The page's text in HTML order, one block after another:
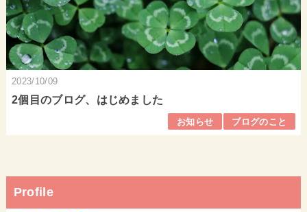
2023/10/09
2個目のブログ、はじめました
お知らせ ブログのこと
Profile